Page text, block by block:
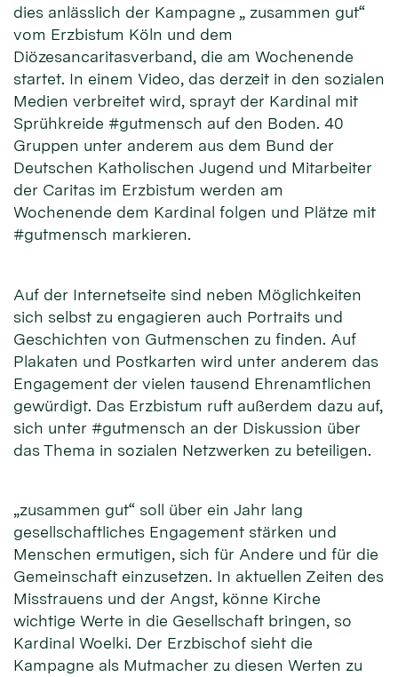
dies anlässlich der Kampagne „ zusammen gut“
vom Erzbistum Köln und dem
Diözesancaritasverband, die am Wochenende
startet. In einem Video, das derzeit in den sozialen
Medien verbreitet wird, sprayt der Kardinal mit
Sprühkreide #gutmensch auf den Boden. 40
Gruppen unter anderem aus dem Bund der
Deutschen Katholischen Jugend und Mitarbeiter
der Caritas im Erzbistum werden am
Wochenende dem Kardinal folgen und Plätze mit
#gutmensch markieren.
Auf der Internetseite sind neben Möglichkeiten
sich selbst zu engagieren auch Portraits und
Geschichten von Gutmenschen zu finden. Auf
Plakaten und Postkarten wird unter anderem das
Engagement der vielen tausend Ehrenamtlichen
gewürdigt. Das Erzbistum ruft außerdem dazu auf,
sich unter #gutmensch an der Diskussion über
das Thema in sozialen Netzwerken zu beteiligen.
„zusammen gut“ soll über ein Jahr lang
gesellschaftliches Engagement stärken und
Menschen ermutigen, sich für Andere und für die
Gemeinschaft einzusetzen. In aktuellen Zeiten des
Misstrauens und der Angst, könne Kirche
wichtige Werte in die Gesellschaft bringen, so
Kardinal Woelki. Der Erzbischof sieht die
Kampagne als Mutmacher zu diesen Werten zu